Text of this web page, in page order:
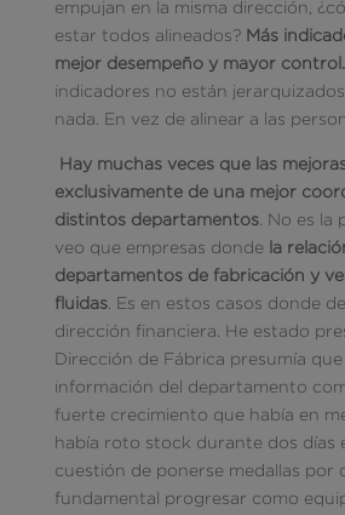
empujan en la misma dirección,
estar todos alineados? Más
mejor desempeño y mayor control.
indicadores no están
nada. En vez de alinear a las
Hay muchas veces que las
exclusivamente de una mejor
distintos departamentos. No es la
veo que empresas donde la
departamentos de fabricación y
fluidas. Es en estos casos donde
dirección financiera. He estado
Dirección de Fábrica presumía
información del departamento
fuerte crecimiento que había en
había roto stock durante dos días
cuestión de ponerse medallas por
fundamental progresar como